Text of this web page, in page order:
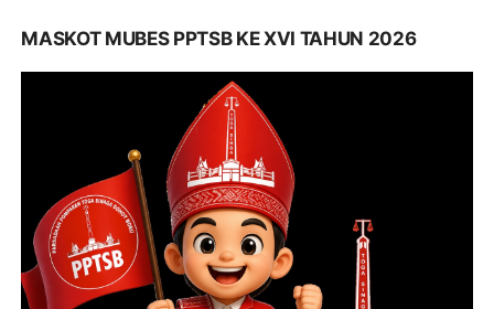
MASKOT MUBES PPTSB KE XVI TAHUN 2026